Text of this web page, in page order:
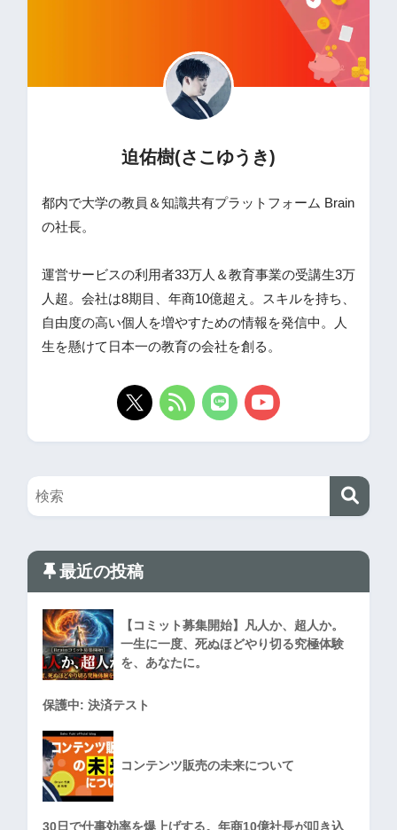
迫佑樹(さこゆうき)
都内で大学の教員＆知識共有プラットフォーム Brain
の社長。
運営サービスの利用者33万人＆教育事業の受講生3万
人超。会社は8期目、年商10億超え。スキルを持ち、
自由度の高い個人を増やすための情報を発信中。人
生を懸けて日本一の教育の会社を創る。
最近の投稿
【コミット募集開始】凡人か、超人か。
一生に一度、死ぬほどやり切る究極体験
を、あなたに。
保護中: 決済テスト
コンテンツ販売の未来について
30日で仕事効率を爆上げする。年商10億社長が叩き込